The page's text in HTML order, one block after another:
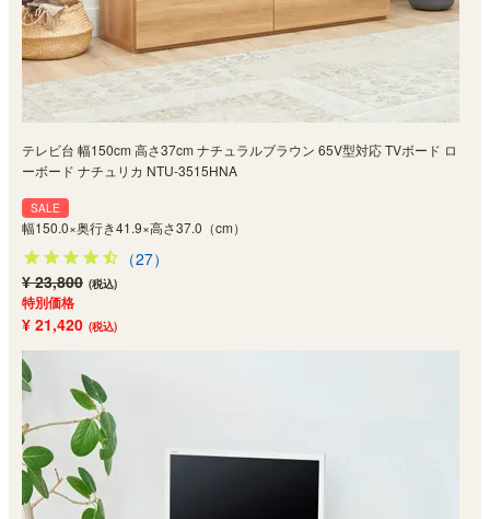
テレビ台 幅150cm 高さ37cm ナチュラルブラウン 65V型対応 TVボード ロ
ーボード ナチュリカ NTU-3515HNA
SALE
幅150.0×奥行き41.9×高さ37.0（cm）
（27）
¥ 23,800 (税込)
特別価格
¥ 21,420 (税込)